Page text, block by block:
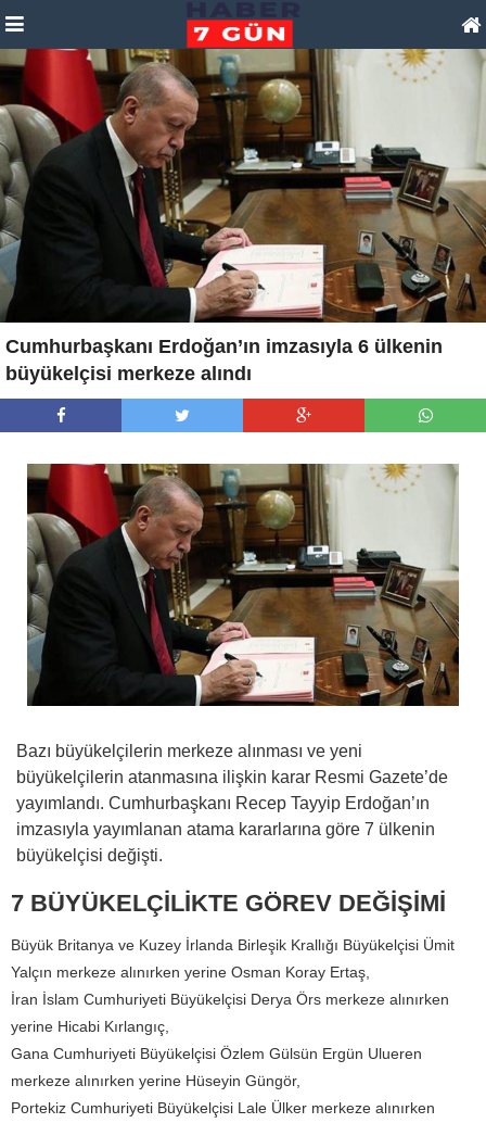
Cumhurbaşkanı Erdoğan’ın imzasıyla 6 ülkenin
büyükelçisi merkeze alındı
Bazı büyükelçilerin merkeze alınması ve yeni
büyükelçilerin atanmasına ilişkin karar Resmi Gazete’de
yayımlandı. Cumhurbaşkanı Recep Tayyip Erdoğan’ın
imzasıyla yayımlanan atama kararlarına göre 7 ülkenin
büyükelçisi değişti.
7 BÜYÜKELÇİLİKTE GÖREV DEĞİŞİMİ
Büyük Britanya ve Kuzey İrlanda Birleşik Krallığı Büyükelçisi Ümit
Yalçın merkeze alınırken yerine Osman Koray Ertaş,
İran İslam Cumhuriyeti Büyükelçisi Derya Örs merkeze alınırken
yerine Hicabi Kırlangıç,
Gana Cumhuriyeti Büyükelçisi Özlem Gülsün Ergün Ulueren
merkeze alınırken yerine Hüseyin Güngör,
Portekiz Cumhuriyeti Büyükelçisi Lale Ülker merkeze alınırken